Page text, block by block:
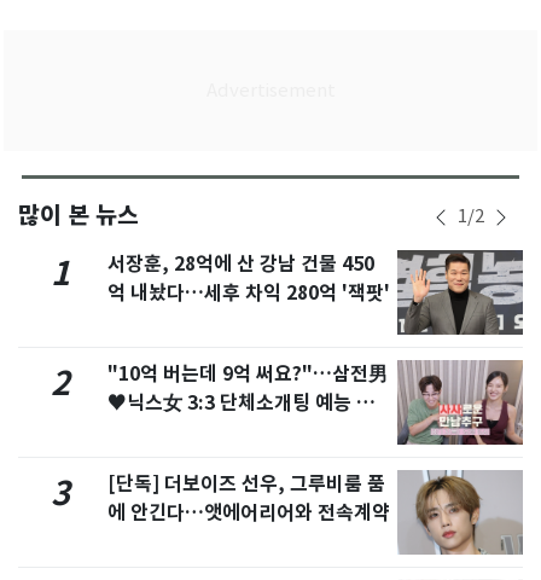
많이 본 뉴스 1/2
1
서장훈, 28억에 산 강남 건물 450
억 내놨다…세후 차익 280억 '잭팟'
2
"10억 버는데 9억 써요?"…삼전男
♥닉스女 3:3 단체소개팅 예능 화
3
[단독] 더보이즈 선우, 그루비룸 품
에 안긴다…앳에어리어와 전속계약